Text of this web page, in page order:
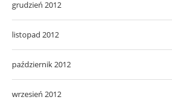
grudzień 2012
listopad 2012
październik 2012
wrzesień 2012